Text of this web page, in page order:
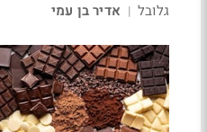
גלובל | אדיר בן עמי